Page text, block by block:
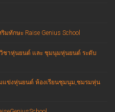
ทักษะ Raise Genius School
ชาหุ่นยนต์ และ ชุมนุมหุ่นยนต์ ระดับ
แข่งหุ่นยนต์ ห้องเรียนชุมนุม,ชมรมหุ่น